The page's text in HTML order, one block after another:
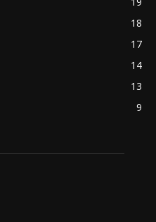
18
17
14
13
9